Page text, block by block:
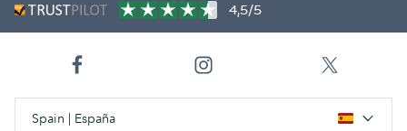
4,5/5
Spain | España